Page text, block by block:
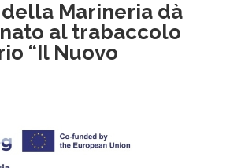
della Marineria dà
al trabaccolo
“Il Nuovo